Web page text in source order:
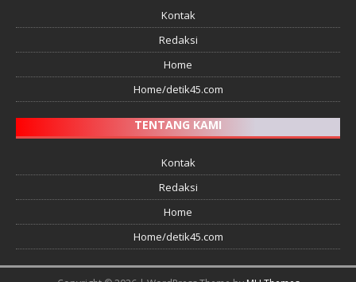
Kontak
Redaksi
Home
Home/detik45.com
TENTANG KAMI
Kontak
Redaksi
Home
Home/detik45.com